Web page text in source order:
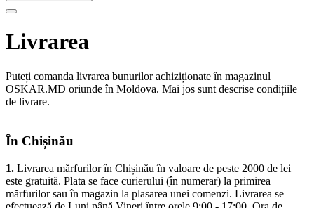
Livrarea
Puteți comanda livrarea bunurilor achiziționate în magazinul
OSKAR.MD oriunde în Moldova. Mai jos sunt descrise condițiile
de livrare.
În Chișinău
1. Livrarea mărfurilor în Chișinău în valoare de peste 2000 de lei
este gratuită. Plata se face curierului (în numerar) la primirea
mărfurilor sau în magazin la plasarea unei comenzi. Livrarea se